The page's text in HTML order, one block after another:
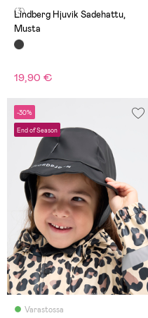
(3)
Lindberg Hjuvik Sadehattu,
Musta
19,90 €
-30%
End of Season
Varastossa